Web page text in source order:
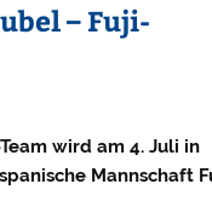
– Fuji-
wird am 4. Juli in
Mannschaft